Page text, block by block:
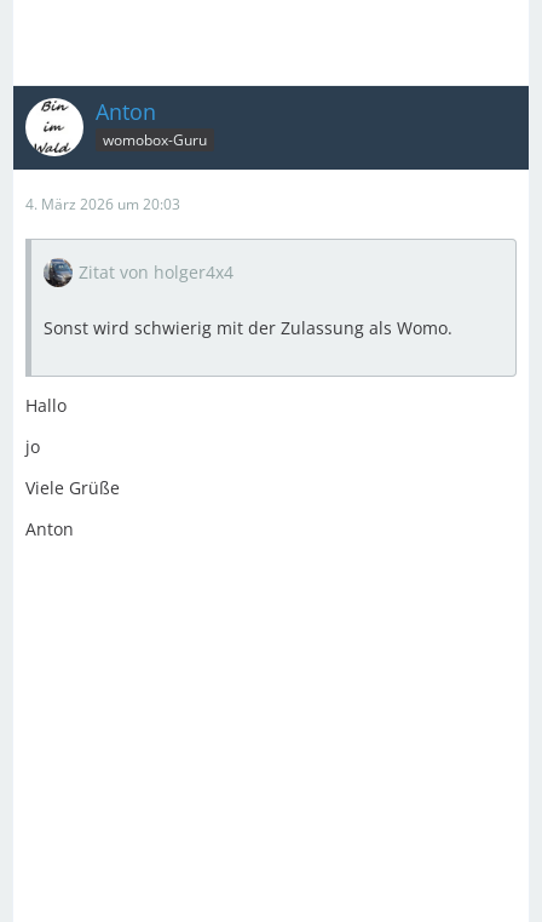
Anton
womobox-Guru
4. März 2026 um 20:03
Zitat von holger4x4
Sonst wird schwierig mit der Zulassung als Womo.
Hallo
jo
Viele Grüße
Anton